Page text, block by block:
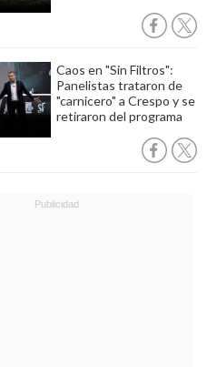
Caos en "Sin Filtros":
Panelistas trataron de
"carnicero" a Crespo y se
retiraron del programa